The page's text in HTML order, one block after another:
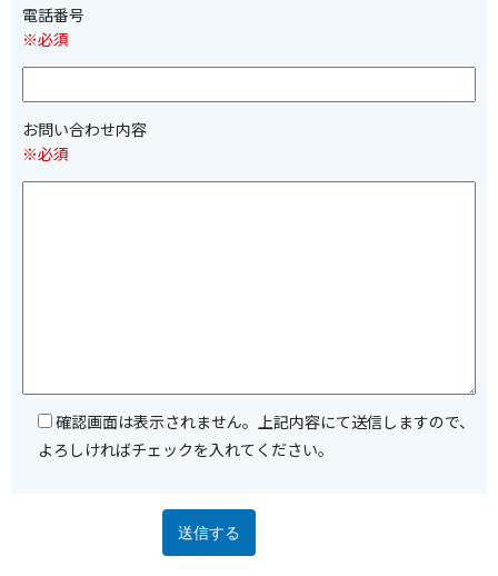
電話番号
※必須
お問い合わせ内容
※必須
確認画面は表示されません。上記内容にて送信しますので、
よろしければチェックを入れてください。